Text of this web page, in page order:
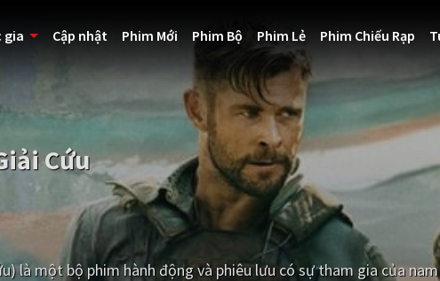
gia Cập nhật Phim Mới Phim Bộ Phim Lẻ Phim Chiếu Rạp
Cứu
là một bộ phim hành động và phiêu lưu có sự tham gia của